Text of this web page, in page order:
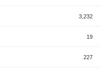
3,232
19
227